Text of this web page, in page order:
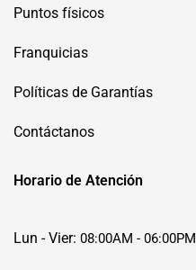
Puntos físicos
Franquicias
Políticas de Garantías
Contáctanos
Horario de Atención
Lun - Vier: 08:00AM - 06:00PM